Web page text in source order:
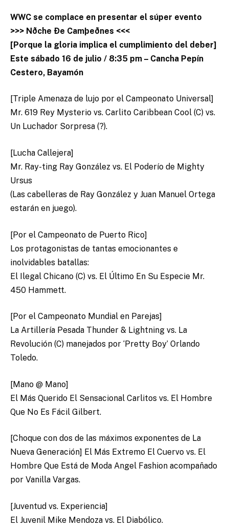
WWC se complace en presentar el súper evento
>>> Nðche Ðe Camþeðnes <<<
[Porque la gloria implica el cumplimiento del deber]
Este sábado 16 de julio / 8:35 pm – Cancha Pepín
Cestero, Bayamón
[Triple Amenaza de lujo por el Campeonato Universal]
Mr. 619 Rey Mysterio vs. Carlito Caribbean Cool (C) vs.
Un Luchador Sorpresa (?).
[Lucha Callejera]
Mr. Ray-ting Ray González vs. El Poderío de Mighty
Ursus
(Las cabelleras de Ray González y Juan Manuel Ortega
estarán en juego).
[Por el Campeonato de Puerto Rico]
Los protagonistas de tantas emocionantes e
inolvidables batallas:
El Ilegal Chicano (C) vs. El Último En Su Especie Mr.
450 Hammett.
[Por el Campeonato Mundial en Parejas]
La Artillería Pesada Thunder & Lightning vs. La
Revolución (C) manejados por ‘Pretty Boy’ Orlando
Toledo.
[Mano @ Mano]
El Más Querido El Sensacional Carlitos vs. El Hombre
Que No Es Fácil Gilbert.
[Choque con dos de las máximos exponentes de La
Nueva Generación] El Más Extremo El Cuervo vs. El
Hombre Que Está de Moda Angel Fashion acompañado
por Vanilla Vargas.
[Juventud vs. Experiencia]
El Juvenil Mike Mendoza vs. El Diabólico.